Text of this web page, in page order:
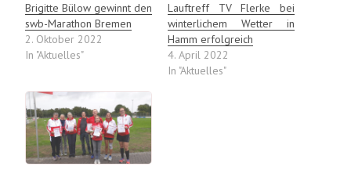
Brigitte Bülow gewinnt den
swb-Marathon Bremen
2. Oktober 2022
In "Aktuelles"
Lauftreff TV Flerke bei
winterlichem Wetter in
Hamm erfolgreich
4. April 2022
In "Aktuelles"